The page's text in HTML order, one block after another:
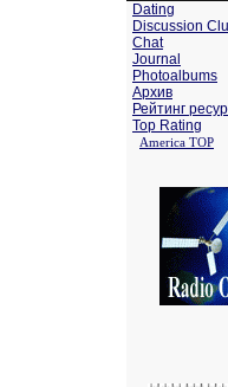
Dating
Discussion
Chat
Journal
Photoalbums
Архив
Рейтинг
Top Rating
America TOP